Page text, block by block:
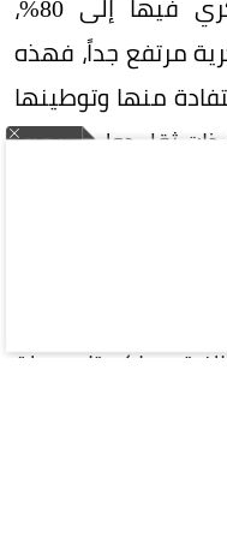
مرتفع جداً، فهذه
منها وتوطينها
ذات ثقل دولي كعضو
لهذا الحلف
المهمة هو حماية
التي تعيش حالة من
الإقليمية تلتقي
باكستان دولة